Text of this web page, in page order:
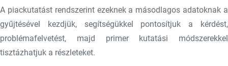
A piackutatást rendszerint ezeknek a másodlagos adatoknak a
gyűjtésével kezdjük, segítségükkel pontosítjuk a kérdést,
problémafelvetést, majd primer kutatási módszerekkel
tisztázhatjuk a részleteket.